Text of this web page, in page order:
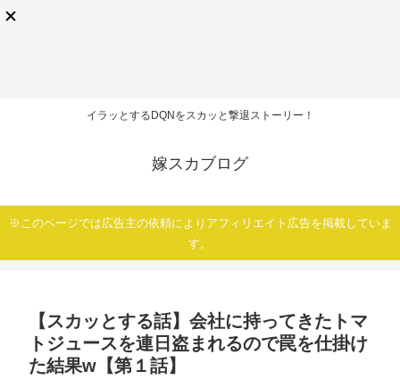
イラッとするDQNをスカッと撃退ストーリー！
嫁スカブログ
※このページでは広告主の依頼によりアフィリエイト広告を掲載していま
す。
【スカッとする話】会社に持ってきたトマ
トジュースを連日盗まれるので罠を仕掛け
た結果w【第１話】